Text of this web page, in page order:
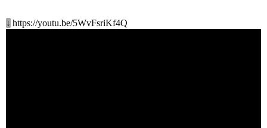
↓ https://youtu.be/5WvFsriKf4Q